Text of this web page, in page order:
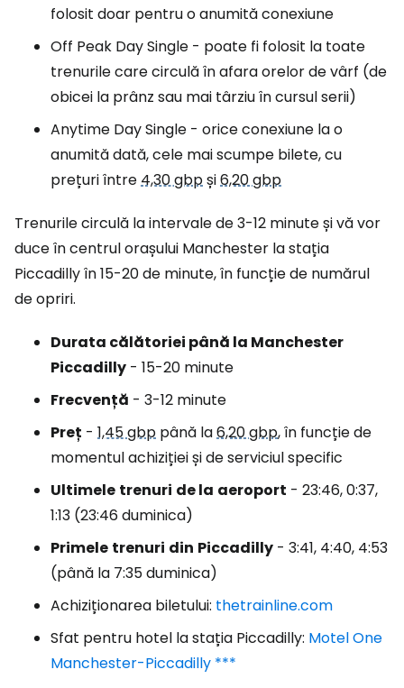
folosit doar pentru o anumită conexiune
Off Peak Day Single - poate fi folosit la toate
trenurile care circulă în afara orelor de vârf (de
obicei la prânz sau mai târziu în cursul serii)
Anytime Day Single - orice conexiune la o
anumită dată, cele mai scumpe bilete, cu
prețuri între4,30 gbpși6,20 gbp
Trenurile circulă la intervale de 3-12 minute și vă vor
duce în centrul orașului Manchester la stația
Piccadilly în 15-20 de minute, în funcție de numărul
de opriri.
Durata călătoriei până la Manchester
Piccadilly - 15-20 minute
Frecvență - 3-12 minute
Preț - 1,45 gbp până la6,20 gbp, în funcție de
momentul achiziției și de serviciul specific
Ultimele trenuri de la aeroport - 23:46, 0:37,
1:13 (23:46 duminica)
Primele trenuri din Piccadilly - 3:41, 4:40, 4:53
(până la 7:35 duminica)
Achiziționarea biletului: thetrainline.com
Sfat pentru hotel la stația Piccadilly: Motel One
Manchester-Piccadilly ***